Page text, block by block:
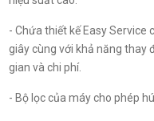
- Chứa thiết kế Easy
giây cùng với khả năng thay
gian và chi phí.
- Bộ lọc của máy cho phép